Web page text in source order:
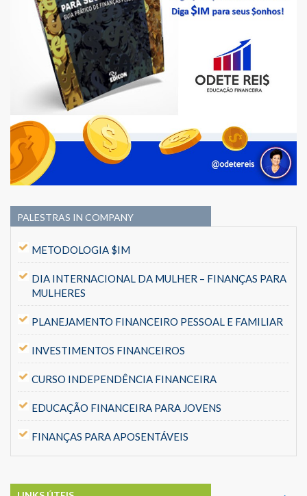
PALESTRAS IN COMPANY
METODOLOGIA $IM
DIA INTERNACIONAL DA MULHER – FINANÇAS PARA
MULHERES
PLANEJAMENTO FINANCEIRO PESSOAL E FAMILIAR
INVESTIMENTOS FINANCEIROS
CURSO INDEPENDÊNCIA FINANCEIRA
EDUCAÇÃO FINANCEIRA PARA JOVENS
FINANÇAS PARA APOSENTÁVEIS